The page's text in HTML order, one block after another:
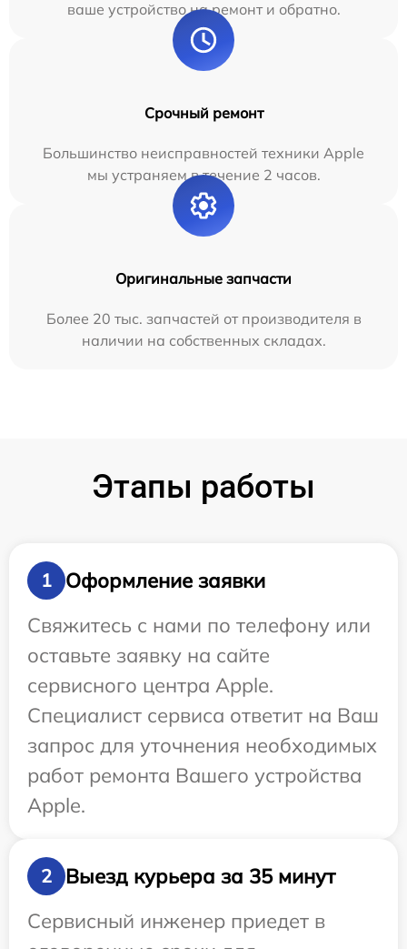
ваше устройство на ремонт и обратно.
Срочный ремонт
Большинство неисправностей техники Apple
мы устраняем в течение 2 часов.
Оригинальные запчасти
Более 20 тыс. запчастей от производителя в
наличии на собственных складах.
Этапы работы
1
Оформление заявки
Свяжитесь с нами по телефону или
оставьте заявку на сайте
сервисного центра Apple.
Специалист сервиса ответит на Ваш
запрос для уточнения необходимых
работ ремонта Вашего устройства
Apple.
2
Выезд курьера за 35 минут
Сервисный инженер приедет в